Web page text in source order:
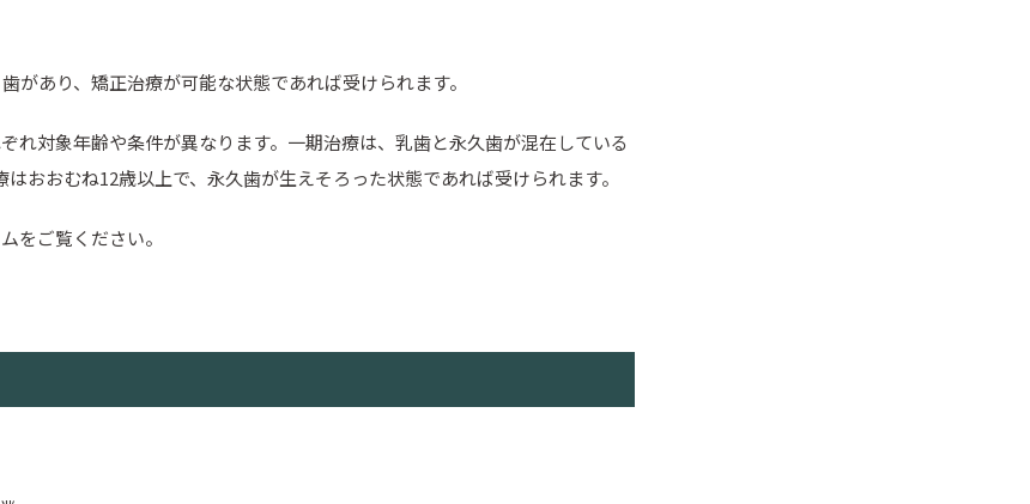
あり、矯正治療が可能な状態であれば受けられます。
れ対象年齢や条件が異なります。一期治療は、乳歯と永久歯が混在している
おおむね12歳以上で、永久歯が生えそろった状態であれば受けられます。
をご覧ください。